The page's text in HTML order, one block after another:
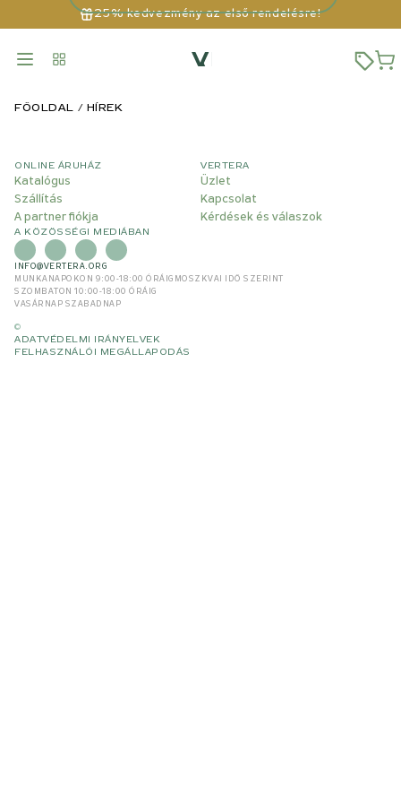
25% kedvezmény az első rendelésre!
FŐOLDAL HÍREK
ONLINE ÁRUHÁZ
Katalógus
Szállítás
A partner fiókja
VERTERA
Üzlet
Kapcsolat
Kérdések és válaszok
A KÖZÖSSÉGI MEDIÁBAN
INFO@VERTERA.ORG
MUNKANAPOKON 9:00-18:00 ÓRÁIG MOSZKVAI IDŐ SZERINT
SZOMBATON 10:00-18:00 ÓRÁIG
VASÁRNAP SZABADNAP
©
ADATVÉDELMI IRÁNYELVEK
FELHASZNÁLÓI MEGÁLLAPODÁS